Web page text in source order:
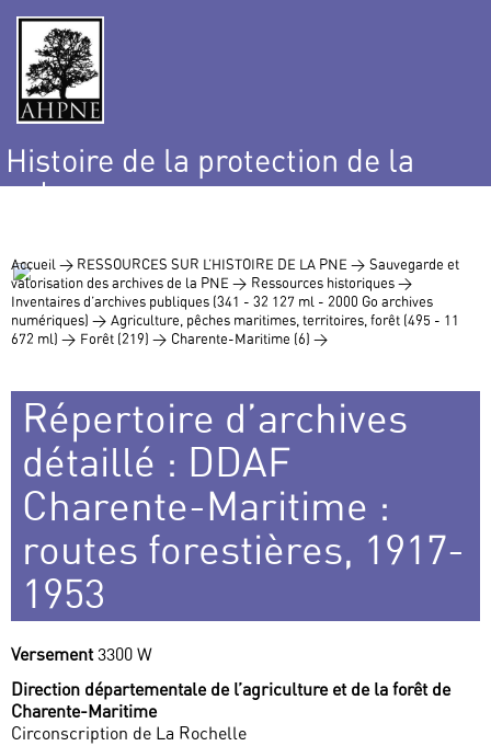
Histoire de la protection de la
nature
Accueil > RESSOURCES SUR L’HISTOIRE DE LA PNE > Sauvegarde et
valorisation des archives de la PNE > Ressources historiques >
Inventaires d’archives publiques (341 - 32 127 ml - 2000 Go archives
numériques) > Agriculture, pêches maritimes, territoires, forêt (495 - 11
672 ml) > Forêt (219) > Charente-Maritime (6) >
Répertoire d’archives
détaillé : DDAF
Charente-Maritime :
routes forestières, 1917-
1953
Versement3300 W
Direction départementale de l’agriculture et de la forêt de
Charente-Maritime
Circonscription de La Rochelle